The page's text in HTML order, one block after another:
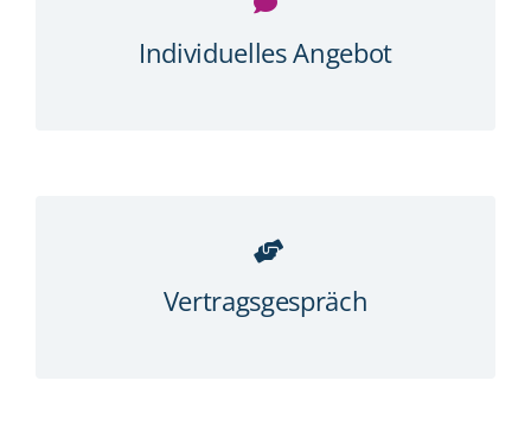
Individuelles Angebot
Vertragsgespräch